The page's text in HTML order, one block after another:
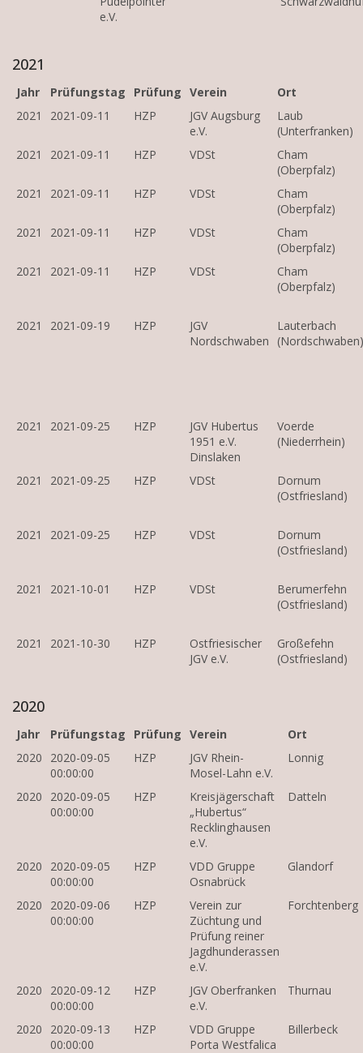
e.V.
2021
Jahr Prüfungstag Prüfung Verein
Ort
2021
2021-09-11 HZP
JGV Augsburg
e.V.
Laub
(Unterfranken)
2021
2021-09-11 HZP VDSt
Cham
(Oberpfalz)
2021
2021-09-11 HZP VDSt
Cham
(Oberpfalz)
2021
2021-09-11 HZP VDSt
Cham
(Oberpfalz)
2021
2021-09-11 HZP VDSt
Cham
(Oberpfalz)
2021 2021-09-19 HZP
JGV
Nordschwaben
Lauterbach
(Nordschwaben)
2021 2021-09-25 HZP
JGV Hubertus
1951 e.V.
Dinslaken
Voerde
(Niederrhein)
2021 2021-09-25 HZP VDSt
Dornum
(Ostfriesland)
2021 2021-09-25 HZP VDSt
Dornum
(Ostfriesland)
2021 2021-10-01 HZP VDSt
Berumerfehn
(Ostfriesland)
2021 2021-10-30 HZP
Ostfriesischer
JGV e.V.
Großefehn
(Ostfriesland)
2020
Jahr Prüfungstag Prüfung Verein
Ort
2020
2020-09-05
00:00:00
HZP
JGV Rhein-
Mosel-Lahn e.V.
Lonnig
2020
2020-09-05
00:00:00
HZP
Kreisjägerschaft
„Hubertus“
Recklinghausen
e.V.
Datteln
2020
2020-09-05
00:00:00
HZP
VDD Gruppe
Osnabrück
Glandorf
2020
2020-09-06
00:00:00
HZP
Verein zur
Züchtung und
Prüfung reiner
Jagdhunderassen
e.V.
Forchtenberg
2020
2020-09-12
00:00:00
HZP
JGV Oberfranken
e.V.
Thurnau
2020
2020-09-13
00:00:00
HZP
VDD Gruppe
Porta Westfalica
Billerbeck